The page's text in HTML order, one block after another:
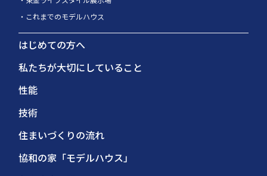
これまでのモデルハウス
はじめての方へ
私たちが大切にしていること
性能
技術
住まいづくりの流れ
協和の家「モデルハウス」